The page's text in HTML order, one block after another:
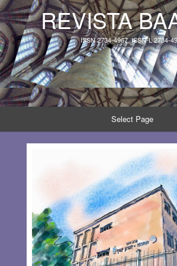
REVISTA
ISSN 2734-4967, ISSN-L 2734-
Select Page